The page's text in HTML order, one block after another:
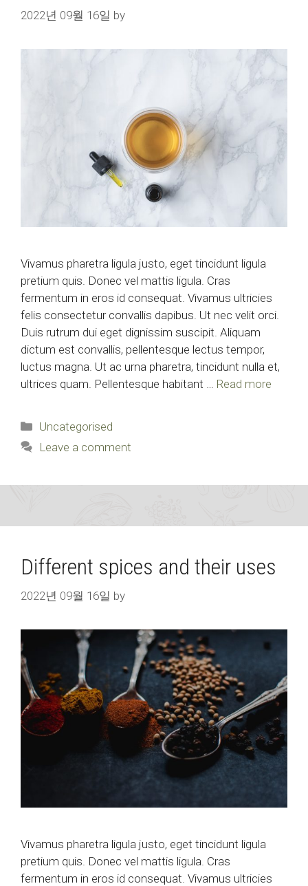
2022년 09월 16일 by
Vivamus pharetra ligula justo, eget tincidunt ligula
pretium quis. Donec vel mattis ligula. Cras
fermentum in eros id consequat. Vivamus ultricies
felis consectetur convallis dapibus. Ut nec velit orci.
Duis rutrum dui eget dignissim suscipit. Aliquam
dictum est convallis, pellentesque lectus tempor,
luctus magna. Ut ac urna pharetra, tincidunt nulla et,
ultrices quam. Pellentesque habitant … Read more
Categories
Uncategorised
Leave a comment
Different spices and their uses
2022년 09월 16일 by
Vivamus pharetra ligula justo, eget tincidunt ligula
pretium quis. Donec vel mattis ligula. Cras
fermentum in eros id consequat. Vivamus ultricies